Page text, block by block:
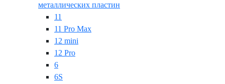
металлических пластин
11
11 Pro Max
12 mini
12 Pro
6
6S